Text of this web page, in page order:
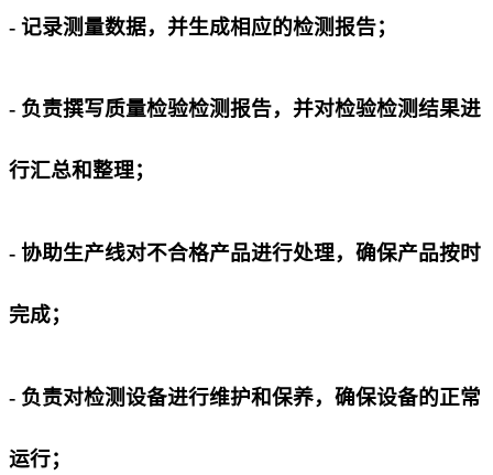
- 记录测量数据，并生成相应的检测报告；
- 负责撰写质量检验检测报告，并对检验检测结果进
行汇总和整理；
- 协助生产线对不合格产品进行处理，确保产品按时
完成；
- 负责对检测设备进行维护和保养，确保设备的正常
运行；